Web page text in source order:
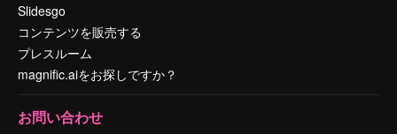
Slidesgo
コンテンツを販売する
プレスルーム
magnific.aiをお探しですか？
お問い合わせ